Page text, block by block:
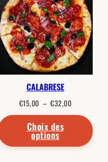
CALABRESE
€15,00 – €32,00Plage
de
prix :
€15,00
€32,00
Choix des
options